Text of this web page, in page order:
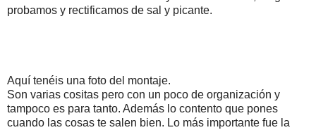
probamos y rectificamos de sal y picante.
Aquí tenéis una foto del montaje.
Son varias cositas pero con un poco de organización y
tampoco es para tanto. Además lo contento que pones
cuando las cosas te salen bien. Lo más importante fue la